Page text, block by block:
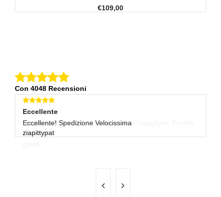
€109,00
Con 4048 Recensioni
Eccellente
Eccellente! Spedizione Velocissima
ziapittypat